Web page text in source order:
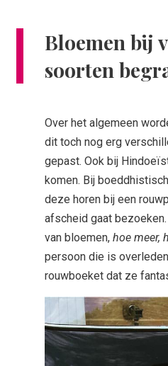
Bloemen bij
soorten
Over het algemeen
dit toch nog erg
gepast. Ook bij
komen. Bij
deze horen bij een
afscheid gaat
van bloemen, hoe meer,
persoon die is
rouwboeket dat ze